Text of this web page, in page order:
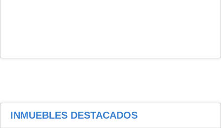
INMUEBLES DESTACADOS